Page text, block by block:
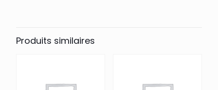
Produits similaires